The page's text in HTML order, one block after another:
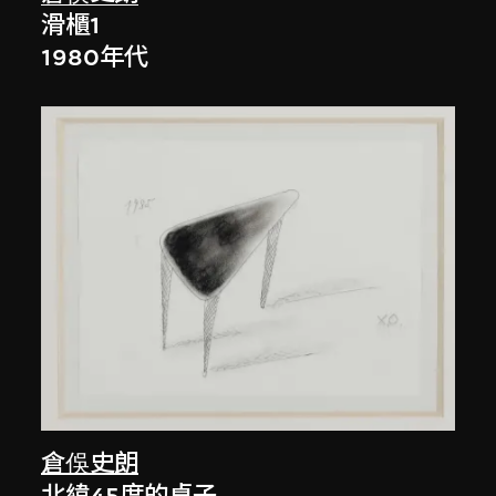
滑櫃1
1980年代
倉俁史朗